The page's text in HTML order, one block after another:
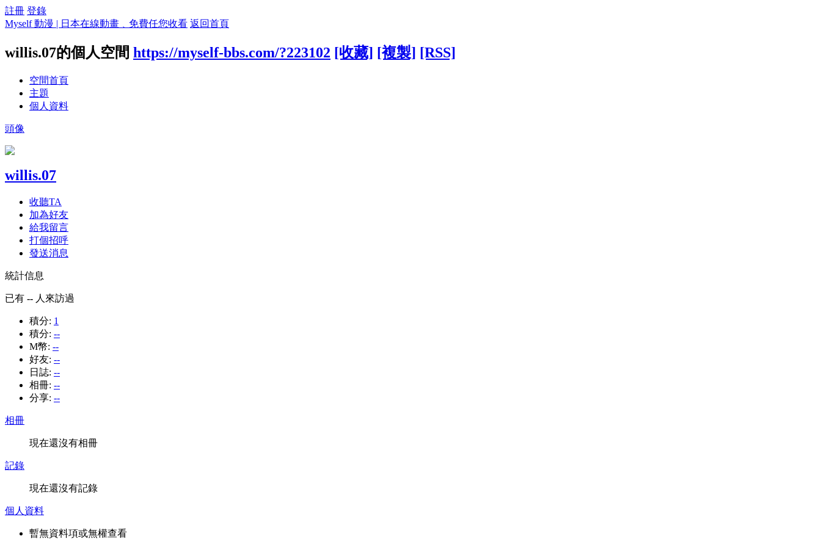
註冊 登錄
Myself 動漫 | 日本在線動畫﹑免費任您收看 返回首頁
willis.07的個人空間 https://myself-bbs.com/?223102 [收藏] [複製] [RSS]
空間首頁
主題
個人資料
頭像
willis.07
收聽TA
加為好友
給我留言
打個招呼
發送消息
統計信息
已有 -- 人來訪過
積分: 1
積分: --
M幣: --
好友: --
日誌: --
相冊: --
分享: --
相冊
現在還沒有相冊
記錄
現在還沒有記錄
個人資料
暫無資料項或無權查看